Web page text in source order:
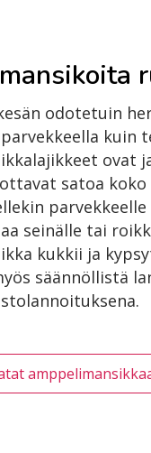
odotetuin
kuin
ovat
satoa koko
seinälle tai
kukkii ja
säännöllistä